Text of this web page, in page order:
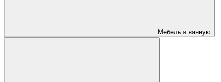
Мебель в ванную